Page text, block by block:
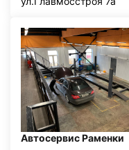
Автосервис Раменки